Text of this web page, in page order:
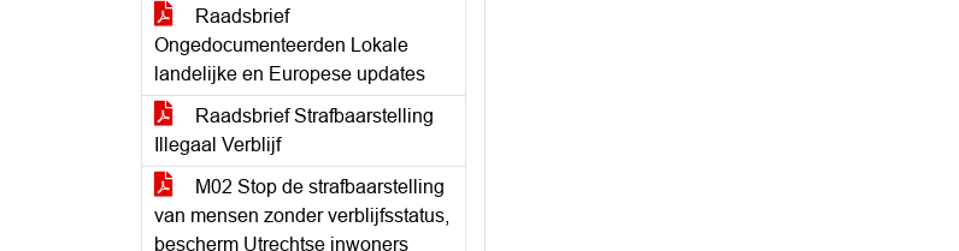
Raadsbrief
Ongedocumenteerden Lokale
landelijke en Europese updates
Raadsbrief Strafbaarstelling
Illegaal Verblijf
M02 Stop de strafbaarstelling
van mensen zonder verblijfsstatus,
bescherm Utrechtse inwoners